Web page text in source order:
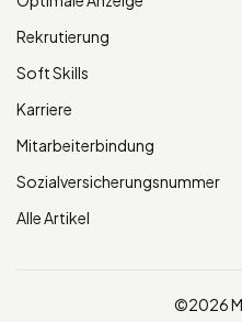
Rekrutierung
Soft Skills
Karriere
Mitarbeiterbindung
Sozialversicherungsnummer
Alle Artikel
©2026